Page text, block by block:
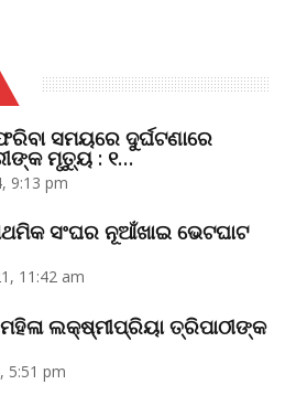
ସମୟରେ ଦୁର୍ଘଟଣାରେ
ମୃତ୍ୟୁ : ୧…
9:13 pm
ସଂଘର ନୂଆଁଖାଇ ଭେଟଘାଟ
11:42 am
ମହିଳା ଲକ୍ଷ୍ମୀପ୍ରିୟା ତ୍ରିପାଠୀଙ୍କ
5:51 pm